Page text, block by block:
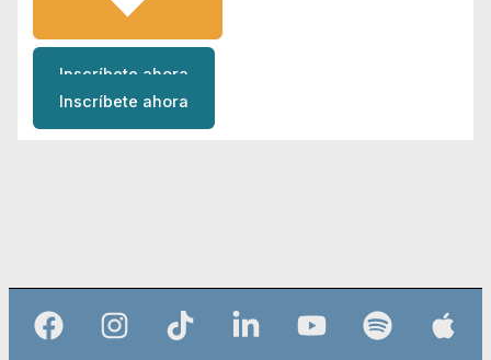
Inscríbete ahora
Inscríbete ahora